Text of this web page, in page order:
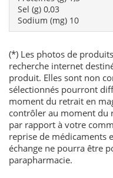
Sel (g) 0,03
Sodium (mg) 10
(*) Les photos de
recherche internet
produit. Elles sont non
sélectionnés pourront
moment du retrait en
contrôler au moment du
par rapport à votre
reprise de médicaments
échange ne pourra être
parapharmacie.